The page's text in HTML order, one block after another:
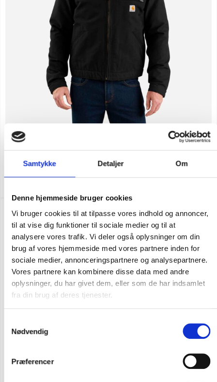
Samtykke Detaljer Om
Denne hjemmeside bruger cookies
Vi bruger cookies til at tilpasse vores indhold og annoncer,
til at vise dig funktioner til sociale medier og til at
analysere vores trafik. Vi deler også oplysninger om din
brug af vores hjemmeside med vores partnere inden for
sociale medier, annonceringspartnere og analysepartnere.
Vores partnere kan kombinere disse data med andre
oplysninger, du har givet dem, eller som de har indsamlet
fra din brug af deres tjenester.
Nødvendig
Præferencer
Flere varianter
CARHARTT DUCK DETROIT JAKKE
NY FARVE